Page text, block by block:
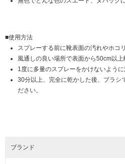
■使用方法
スプレーする前に靴表面の汚れやホコ
風通しの良い場所で表面から50cm以
1度に多量のスプレーをかけないように
30分以上、完全に乾かした後、ブラシ
ださい。
ブランド